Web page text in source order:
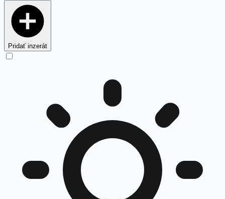
Pridať inzerát